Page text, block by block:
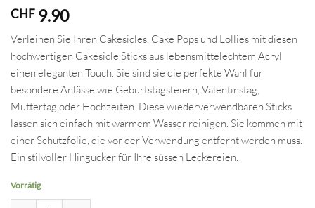
CHF 9.90
Verleihen Sie Ihren Cakesicles, Cake Pops und Lollies mit diesen
hochwertigen Cakesicle Sticks aus lebensmittelechtem Acryl
einen eleganten Touch. Sie sind sie die perfekte Wahl für
besondere Anlässe wie Geburtstagsfeiern, Valentinstag,
Muttertag oder Hochzeiten. Diese wiederverwendbaren Sticks
lassen sich einfach mit warmem Wasser reinigen. Sie kommen mit
einer Schutzfolie, die vor der Verwendung entfernt werden muss.
Ein stilvoller Hingucker für Ihre süssen Leckereien.
Vorrätig